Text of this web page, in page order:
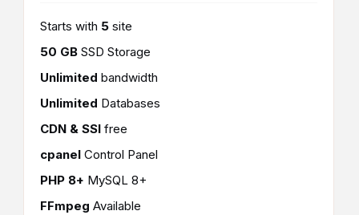
Starts with 5 site
50 GB SSD Storage
Unlimited bandwidth
Unlimited Databases
CDN & SSl free
cpanel Control Panel
PHP 8+ MySQL 8+
FFmpeg Available